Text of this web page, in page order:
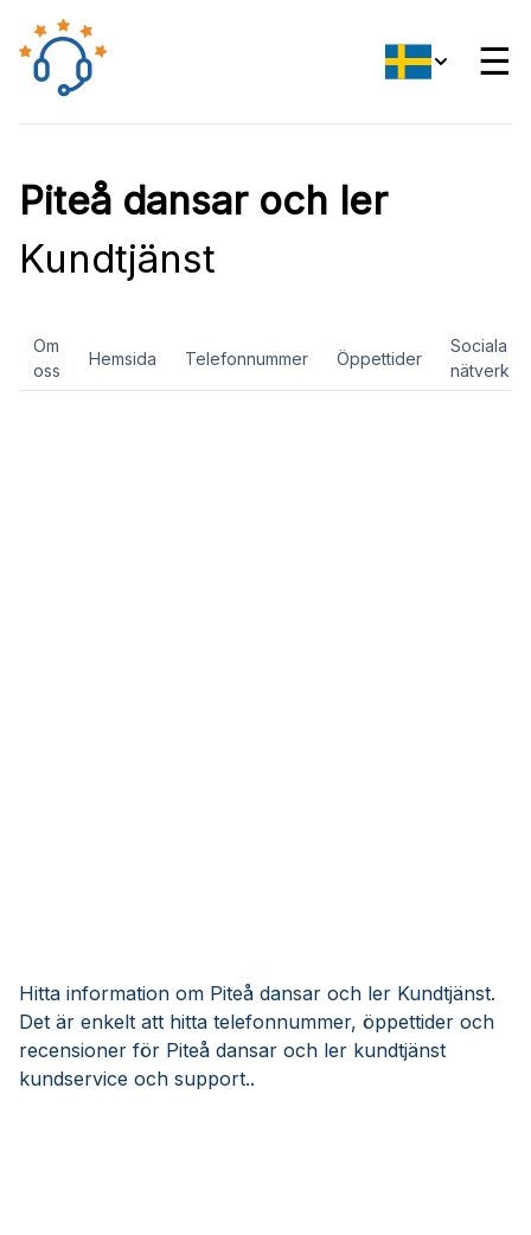
☰
Piteå dansar och ler
Kundtjänst
Om
oss
Hemsida Telefonnummer Öppettider
Sociala
nätverk
Hitta information om Piteå dansar och ler Kundtjänst.
Det är enkelt att hitta telefonnummer, öppettider och
recensioner för Piteå dansar och ler kundtjänst
kundservice och support..